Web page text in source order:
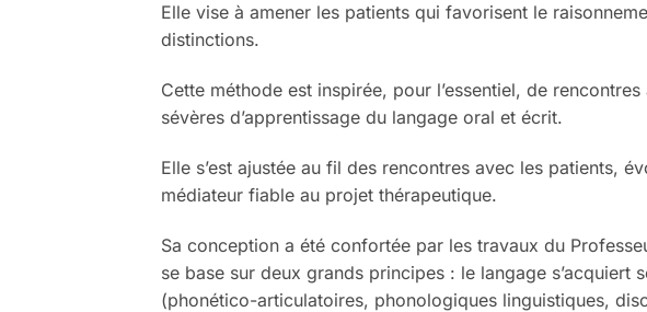
Elle vise à amener les patients qui favorisent le
distinctions.
Cette méthode est inspirée, pour l’essentiel, de
sévères d’apprentissage du langage oral et écrit.
Elle s’est ajustée au fil des rencontres avec les patients,
médiateur fiable au projet thérapeutique.
Sa conception a été confortée par les travaux du
se base sur deux grands principes : le langage
(phonético-articulatoires, phonologiques linguistiques,